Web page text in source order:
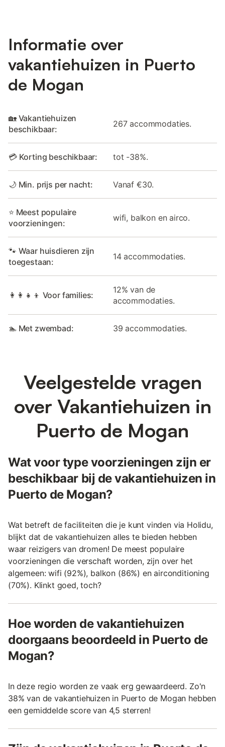
Informatie over
vakantiehuizen in Puerto
de Mogan
🏡 Vakantiehuizen
beschikbaar:
267 accommodaties.
💳 Korting beschikbaar: tot -38%.
🌙 Min. prijs per nacht: Vanaf €30.
⭐ Meest populaire
voorzieningen:
wifi, balkon en airco.
🐾 Waar huisdieren zijn
toegestaan:
14 accommodaties.
👩‍👩‍👧‍👦 Voor families:
12% van de
accommodaties.
🏊 Met zwembad: 39 accommodaties.
Veelgestelde vragen
over Vakantiehuizen in
Puerto de Mogan
Wat voor type voorzieningen zijn er
beschikbaar bij de vakantiehuizen in
Puerto de Mogan?
Wat betreft de faciliteiten die je kunt vinden via Holidu,
blijkt dat de vakantiehuizen alles te bieden hebben
waar reizigers van dromen! De meest populaire
voorzieningen die verschaft worden, zijn over het
algemeen: wifi (92%), balkon (86%) en airconditioning
(70%). Klinkt goed, toch?
Hoe worden de vakantiehuizen
doorgaans beoordeeld in Puerto de
Mogan?
In deze regio worden ze vaak erg gewaardeerd. Zo'n
38% van de vakantiehuizen in Puerto de Mogan hebben
een gemiddelde score van 4,5 sterren!